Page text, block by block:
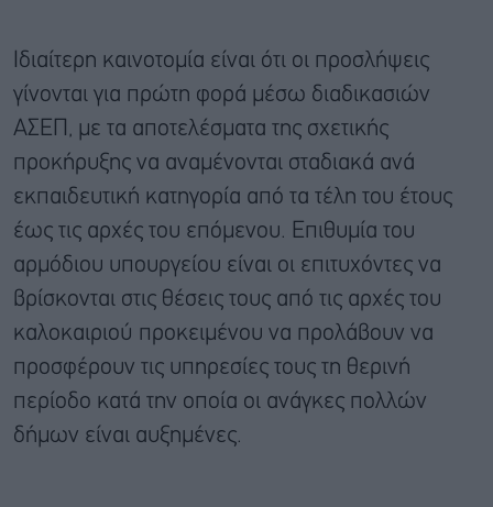
Ιδιαίτερη καινοτομία είναι ότι οι προσλήψεις
γίνονται για πρώτη φορά μέσω διαδικασιών
ΑΣΕΠ, με τα αποτελέσματα της σχετικής
προκήρυξης να αναμένονται σταδιακά ανά
εκπαιδευτική κατηγορία από τα τέλη του έτους
έως τις αρχές του επόμενου. Επιθυμία του
αρμόδιου υπουργείου είναι οι επιτυχόντες να
βρίσκονται στις θέσεις τους από τις αρχές του
καλοκαιριού προκειμένου να προλάβουν να
προσφέρουν τις υπηρεσίες τους τη θερινή
περίοδο κατά την οποία οι ανάγκες πολλών
δήμων είναι αυξημένες.